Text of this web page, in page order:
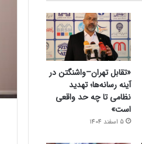
«تقابل تهران–واشنگتن در
آینه رسانه‌ها؛ تهدید
نظامی تا چه حد واقعی
است»
5 اسفند 1404